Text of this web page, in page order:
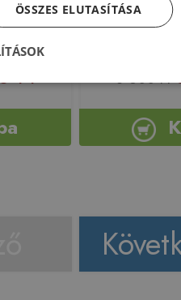
Ft 3 600 Ft
ÖSSZES ELUTASÍTÁSA